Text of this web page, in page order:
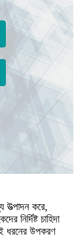
উত্পাদন করে,
নির্দিষ্ট চাহিদা
ধরনের উপকরণ